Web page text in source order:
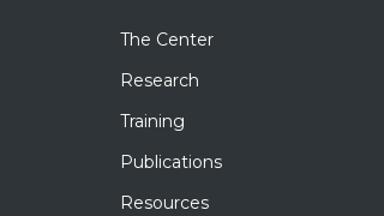
The Center
Research
Training
Publications
Resources